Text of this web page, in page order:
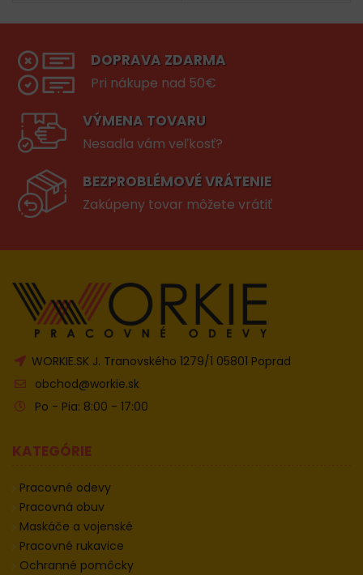
DOPRAVA ZDARMA
Pri nákupe nad 50€
VÝMENA TOVARU
Nesadla vám veľkosť?
BEZPROBLÉMOVÉ VRÁTENIE
Zakúpeny tovar môžete vrátiť
WORKIE.SK J. Tranovského 1279/1 05801 Poprad
obchod@workie.sk
Po - Pia: 8:00 - 17:00
KATEGÓRIE
Pracovné odevy
Pracovná obuv
Maskáče a vojenské
Pracovné rukavice
Ochranné pomôcky